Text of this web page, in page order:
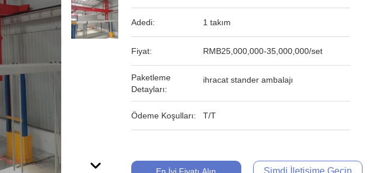
Adedi: 1 takım
Fiyat: RMB25,000,000-35,000,000/set
Paketleme
Detayları:
ihracat stander ambalajı
Ödeme Koşulları: T/T
Şimdi İletişime Geçin